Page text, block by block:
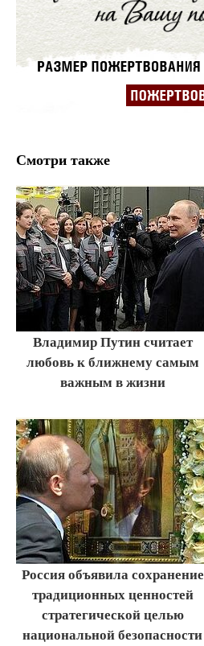
Смотри также
Владимир Путин считает
любовь к ближнему самым
важным в жизни
Россия объявила сохранение
традиционных ценностей
стратегической целью
национальной безопасности